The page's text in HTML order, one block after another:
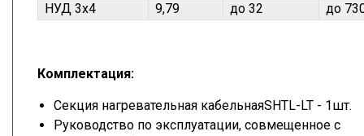
НУД 3х4
9,79 до 32 до
Комплектация:
Секция нагревательная кабельнаяSHTL-LT - 1шт.
Руководство по эксплуатации, совмещенное с